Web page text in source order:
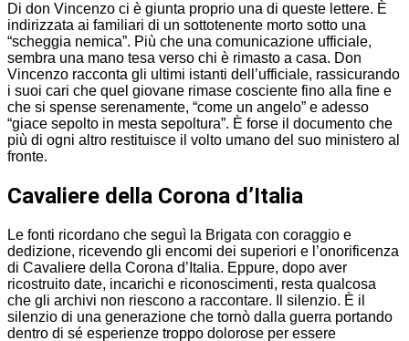
Di don Vincenzo ci è giunta proprio una di queste lettere. È
indirizzata ai familiari di un sottotenente morto sotto una
“scheggia nemica”. Più che una comunicazione ufficiale,
sembra una mano tesa verso chi è rimasto a casa. Don
Vincenzo racconta gli ultimi istanti dell’ufficiale, rassicurando
i suoi cari che quel giovane rimase cosciente fino alla fine e
che si spense serenamente, “come un angelo” e adesso
“giace sepolto in mesta sepoltura”. È forse il documento che
più di ogni altro restituisce il volto umano del suo ministero al
fronte.
Cavaliere della Corona d’Italia
Le fonti ricordano che seguì la Brigata con coraggio e
dedizione, ricevendo gli encomi dei superiori e l’onorificenza
di Cavaliere della Corona d’Italia. Eppure, dopo aver
ricostruito date, incarichi e riconoscimenti, resta qualcosa
che gli archivi non riescono a raccontare. Il silenzio. È il
silenzio di una generazione che tornò dalla guerra portando
dentro di sé esperienze troppo dolorose per essere